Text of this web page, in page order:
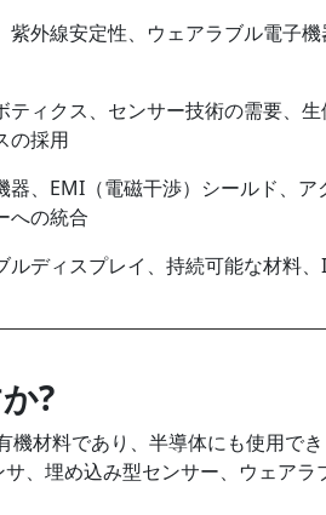
紫外線安定性、ウェアラブル電子
ティクス、センサー技術の需要、
の採用
器、EMI（電磁干渉）シールド、ア
への統合
ルディスプレイ、持続可能な材料
?
機材料であり、半導体にも使用で
、埋め込み型センサー、ウェアラ